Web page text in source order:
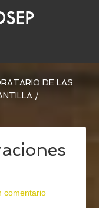
DE LAS
/
comentario